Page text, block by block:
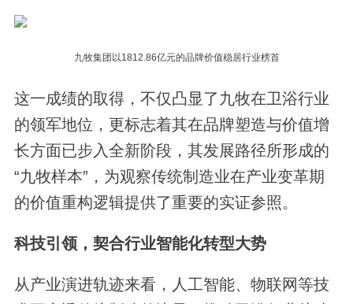
九牧集团以1812.86亿元的品牌价值稳居行业榜首
这一成绩的取得，不仅凸显了九牧在卫浴行业
的领军地位，更标志着其在品牌塑造与价值增
长方面已步入全新阶段，其发展路径所形成的
“九牧样本”，为观察传统制造业在产业变革期
的价值重构逻辑提供了重要的实证参照。
科技引领，契合行业智能化转型大势
从产业演进轨迹来看，人工智能、物联网等技